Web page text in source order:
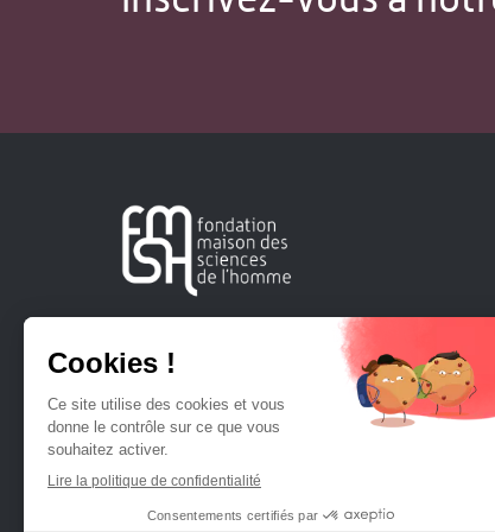
Créée en 1963, la Fondation Maison Sciences de
soutient la recherche et la diffusion des
sciences humaines et sociales.